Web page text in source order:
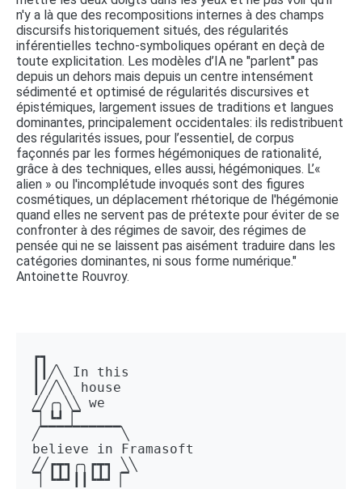
n'y a là que des recompositions internes à des champs
discursifs historiquement situés, des régularités
inférentielles techno-symboliques opérant en deçà de
toute explicitation. Les modèles d’IA ne "parlent" pas
depuis un dehors mais depuis un centre intensément
sédimenté et optimisé de régularités discursives et
épistémiques, largement issues de traditions et langues
dominantes, principalement occidentales: ils redistribuent
des régularités issues, pour l’essentiel, de corpus
façonnés par les formes hégémoniques de rationalité,
grâce à des techniques, elles aussi, hégémoniques. L’«
alien » ou l'incomplétude invoqués sont des figures
cosmétiques, un déplacement rhétorique de l'hégémonie
quand elles ne servent pas de prétexte pour éviter de se
confronter à des régimes de savoir, des régimes de
pensée qui ne se laissent pas aisément traduire dans les
catégories dominantes, ni sous forme numérique."
Antoinette Rouvroy.
┏┓
┃┃╱╲ In this
┃╱╱╲╲ house
╱╱╭╮╲╲ we
▔▏┗┛▕▔
╱▔▔▔▔▔▔▔▔▔▔╲
believe in Framasoft
╱╱┏┳┓╭╮┏┳┓ ╲╲
▔▏┗┻┛┃┃┗┻┛▕▔